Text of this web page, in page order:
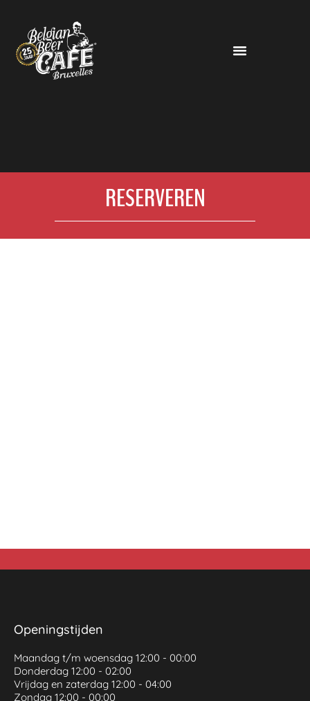
RESERVEREN
Openingstijden
Maandag t/m woensdag 12:00 - 00:00
Donderdag 12:00 - 02:00
Vrijdag en zaterdag 12:00 - 04:00
Zondag 12:00 - 00:00